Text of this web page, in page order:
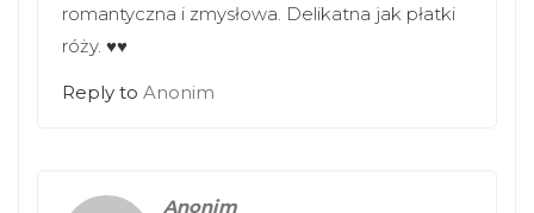
romantyczna i zmysłowa. Delikatna jak płatki
róży. ♥️♥️
Reply to Anonim
Anonim